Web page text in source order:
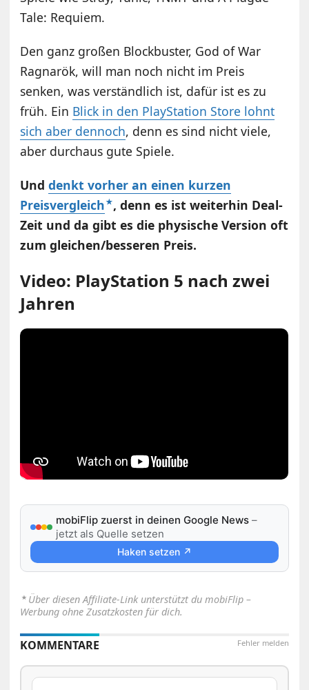
Tale: Requiem.
Den ganz großen Blockbuster, God of War
Ragnarök, will man noch nicht im Preis
senken, was verständlich ist, dafür ist es zu
früh. Ein Blick in den PlayStation Store lohnt
sich aber dennoch, denn es sind nicht viele,
aber durchaus gute Spiele.
Unddenkt vorher an einen kurzen
Preisvergleich , denn es ist weiterhin Deal-
Zeit und da gibt es die physische Version oft
zum gleichen/besseren Preis.
Video: PlayStation 5 nach zwei
Jahren
mobiFlip zuerst in deinen Google News –
jetzt als Quelle setzen
Haken setzen ↗
⋆ Über diesen Affiliate-Link unterstützt du mobiFlip –
Werbung ohne Zusatzkosten für dich.
Fehler melden
KOMMENTARE